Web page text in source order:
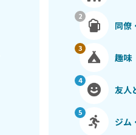
同僚
趣味
友人
ジム